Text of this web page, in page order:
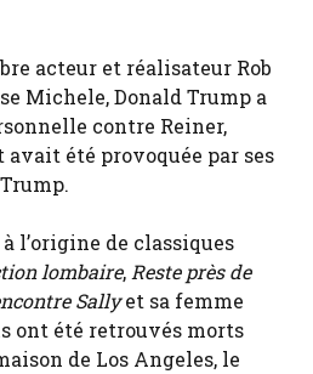
acteur et réalisateur Rob
Michele, Donald Trump a
contre Reiner,
été provoquée par ses
l’origine de classiques
lombaire, Reste près de
Sallyet sa femme
ont été retrouvés morts
de Los Angeles, le